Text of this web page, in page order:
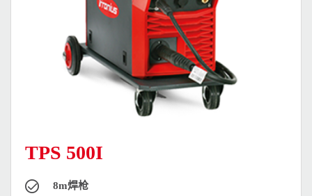
TPS 500I
8m焊枪